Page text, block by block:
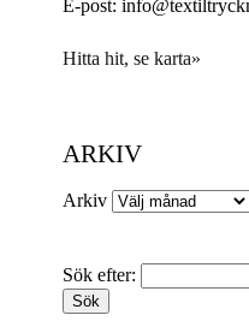
E-post:
Hitta hit, se karta»
ARKIV
Arkiv
Sök efter: